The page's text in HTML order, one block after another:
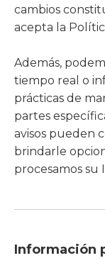
cambios
acepta la
Además,
tiempo real o
prácticas de
partes
avisos pueden
brindarle
procesamos su
Información